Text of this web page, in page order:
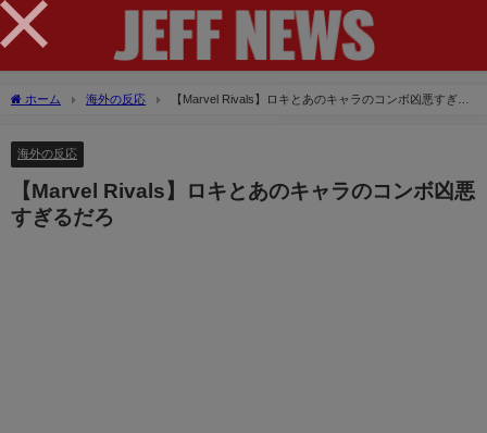
ホーム 海外の反応
【Marvel Rivals】ロキとあのキャラのコンボ凶悪すぎる
海外の反応
【Marvel Rivals】ロキとあのキャラのコンボ凶悪
すぎるだろ
×